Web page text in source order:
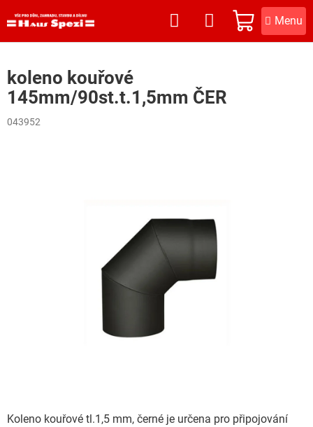
na
NÁKUPNÍ
KOŠÍK
koleno kouřové
145mm/90st.t.1,5mm ČER
043952
Koleno kouřové tl.1,5 mm, černé je určena pro připojování